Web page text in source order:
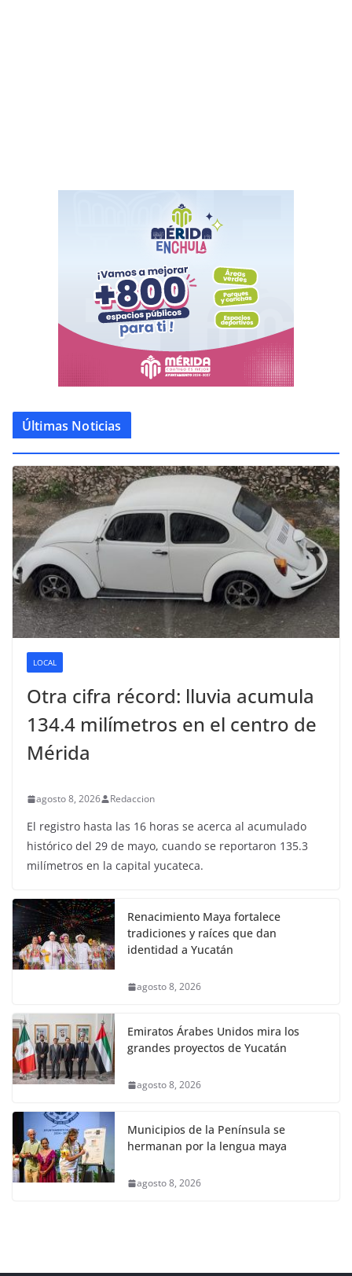
Últimas Noticias
LOCAL
Otra cifra récord: lluvia acumula
134.4 milímetros en el centro de
Mérida
agosto 8, 2026 Redaccion
El registro hasta las 16 horas se acerca al acumulado
histórico del 29 de mayo, cuando se reportaron 135.3
milímetros en la capital yucateca.
Renacimiento Maya fortalece
tradiciones y raíces que dan
identidad a Yucatán
agosto 8, 2026
Emiratos Árabes Unidos mira los
grandes proyectos de Yucatán
agosto 8, 2026
Municipios de la Península se
hermanan por la lengua maya
agosto 8, 2026